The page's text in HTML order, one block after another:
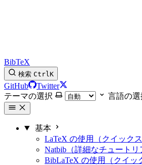
BibTeX
検索 CtrlK
GitHub
Twitter
テーマの選択
言語の選
基本
LaTeX の使用（クイックス
Natbib（詳細なチュートリ
BibLaTeX の使用（クイッ